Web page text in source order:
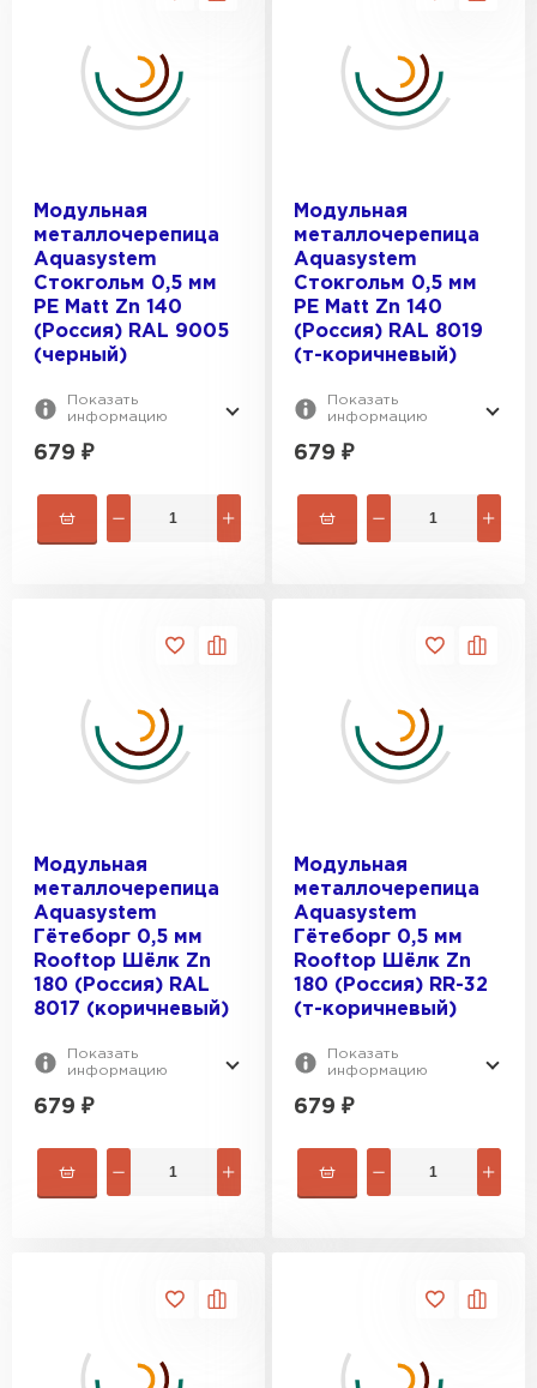
Модульная
металлочерепица
Aquasystem
Стокгольм 0,5 мм
PE Matt Zn 140
(Россия) RAL 9005
(черный)
Показать
информацию
679 ₽
Модульная
металлочерепица
Aquasystem
Стокгольм 0,5 мм
PE Matt Zn 140
(Россия) RAL 8019
(т-коричневый)
Показать
информацию
679 ₽
Модульная
металлочерепица
Aquasystem
Гётеборг 0,5 мм
Rooftop Шёлк Zn
180 (Россия) RAL
8017 (коричневый)
Показать
информацию
679 ₽
Модульная
металлочерепица
Aquasystem
Гётеборг 0,5 мм
Rooftop Шёлк Zn
180 (Россия) RR-32
(т-коричневый)
Показать
информацию
679 ₽